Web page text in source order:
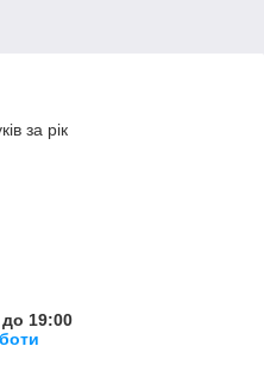
за рік
19:00